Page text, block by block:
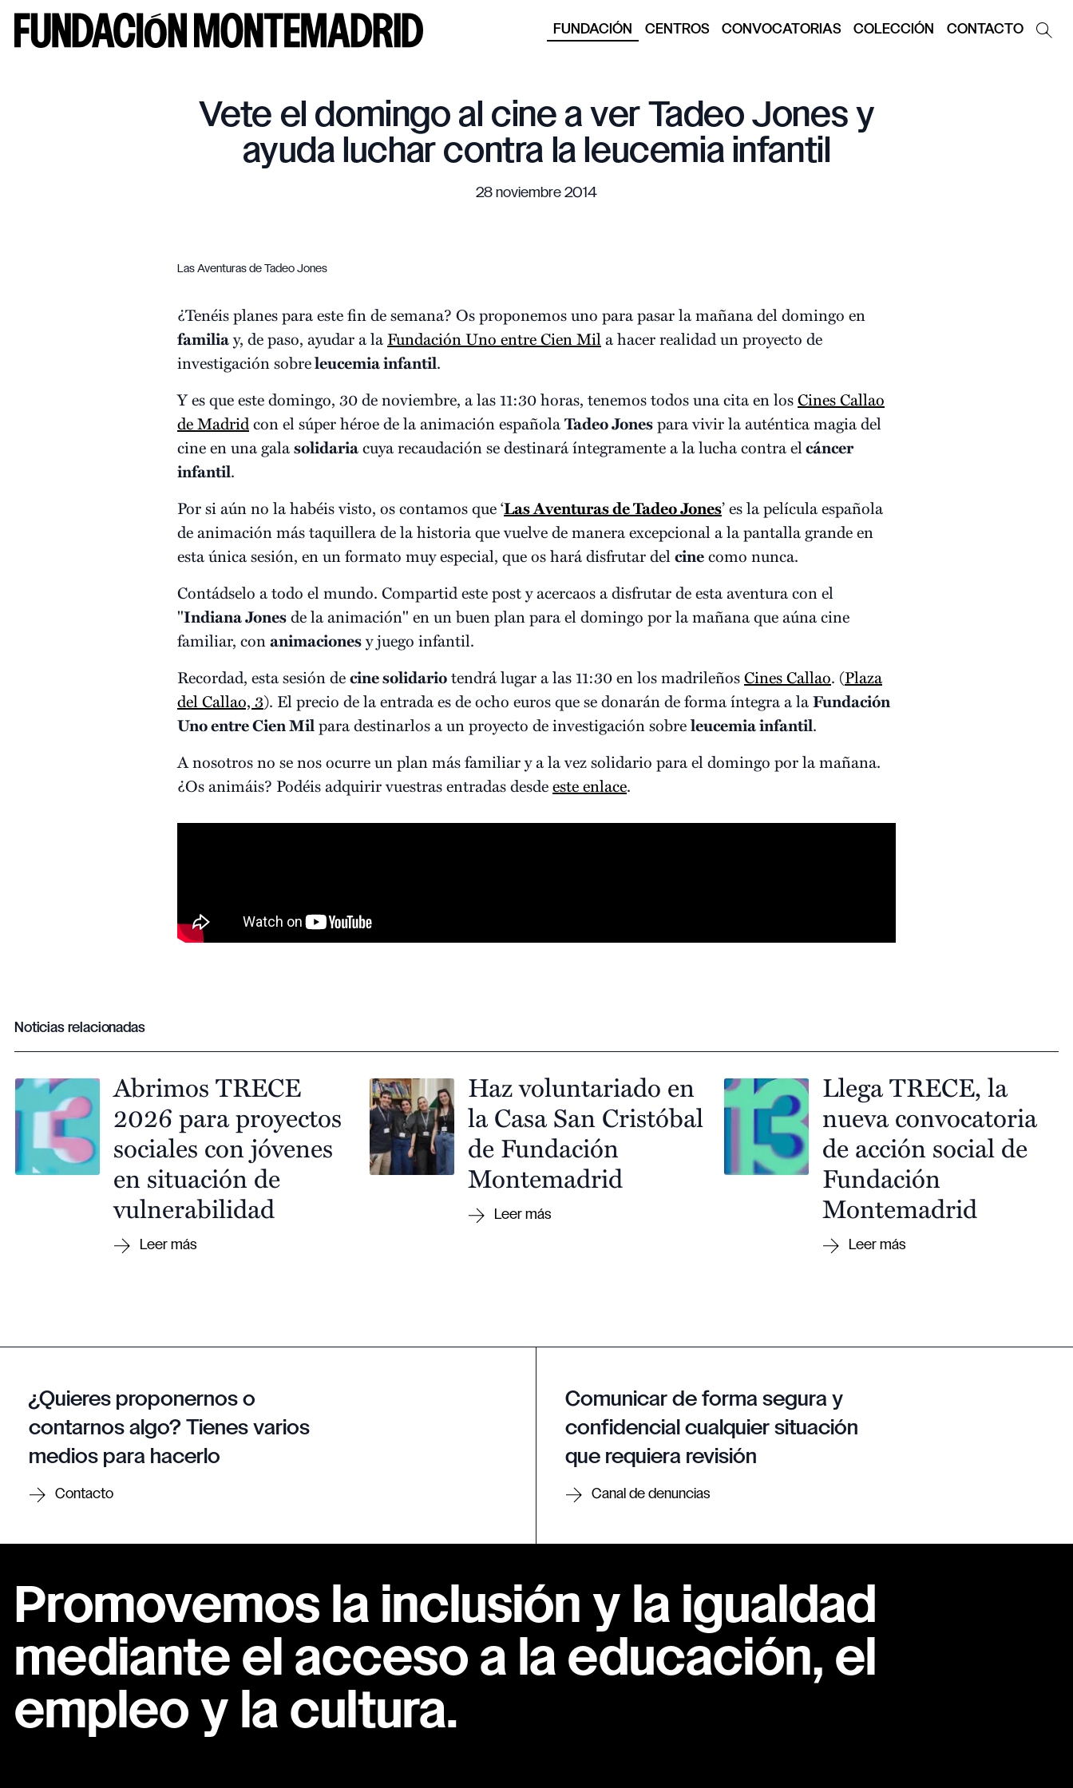
FUNDACIÓN CENTROS CONVOCATORIAS COLECCIÓN CONTACTO
Vete el domingo al cine a ver Tadeo Jones y
ayuda luchar contra la leucemia infantil
28 noviembre 2014
Las Aventuras de Tadeo Jones
¿Tenéis planes para este fin de semana? Os proponemos uno para pasar la mañana del domingo en
familiay, de paso, ayudar a la Fundación Uno entre Cien Mila hacer realidad un proyecto de
investigación sobreleucemia infantil.
Y es que este domingo, 30 de noviembre, a las 11:30 horas, tenemos todos una cita en losCines Callao
de Madridcon el súper héroe de la animación españolaTadeo Jonespara vivir la auténtica magia del
cine en una galasolidariacuya recaudación se destinará íntegramente a la lucha contra elcáncer
infantil.
Por si aún no la habéis visto, os contamos que ‘Las Aventuras de Tadeo Jones’ es la película española
de animación más taquillera de la historia que vuelve de manera excepcional a la pantalla grande en
esta única sesión, en un formato muy especial, que os hará disfrutar delcinecomo nunca.
Contádselo a todo el mundo. Compartid este post y acercaos a disfrutar de esta aventura con el
"Indiana Jonesde la animación" en un buen plan para el domingo por la mañana que aúna cine
familiar, conanimacionesy juego infantil.
Recordad, esta sesión decine solidariotendrá lugar a las 11:30 en los madrileñosCines Callao. (Plaza
del Callao, 3). El precio de la entrada es de ocho euros que se donarán de forma íntegra a laFundación
Uno entre Cien Milpara destinarlos a un proyecto de investigación sobreleucemia infantil.
A nosotros no se nos ocurre un plan más familiar y a la vez solidario para el domingo por la mañana.
¿Os animáis? Podéis adquirir vuestras entradas desdeeste enlace.
Noticias relacionadas
Abrimos TRECE
2026 para proyectos
sociales con jóvenes
en situación de
vulnerabilidad
Haz voluntariado en
la Casa San Cristóbal
de Fundación
Montemadrid
Llega TRECE, la
nueva convocatoria
de acción social de
Fundación
Montemadrid
¿Quieres proponernos o
contarnos algo? Tienes varios
medios para hacerlo
Contacto
Comunicar de forma segura y
confidencial cualquier situación
que requiera revisión
Canal de denuncias
Promovemos la inclusión y la igualdad
mediante el acceso a la educación, el
empleo y la cultura.